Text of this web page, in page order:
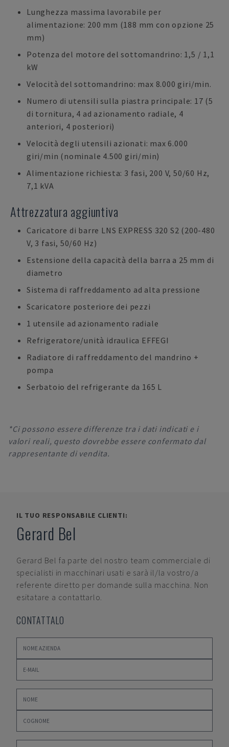
Lunghezza massima lavorabile per
alimentazione: 200 mm (188 mm con opzione 25
mm)
Potenza del motore del sottomandrino: 1,5 / 1,1
kW
Velocità del sottomandrino: max 8.000 giri/min.
Numero di utensili sulla piastra principale: 17 (5
di tornitura, 4 ad azionamento radiale, 4
anteriori, 4 posteriori)
Velocità degli utensili azionati: max 6.000
giri/min (nominale 4.500 giri/min)
Alimentazione richiesta: 3 fasi, 200 V, 50/60 Hz,
7,1 kVA
Attrezzatura aggiuntiva
Caricatore di barre LNS EXPRESS 320 S2 (200-480
V, 3 fasi, 50/60 Hz)
Estensione della capacità della barra a 25 mm di
diametro
Sistema di raffreddamento ad alta pressione
Scaricatore posteriore dei pezzi
1 utensile ad azionamento radiale
Refrigeratore/unità idraulica EFFEGI
Radiatore di raffreddamento del mandrino +
pompa
Serbatoio del refrigerante da 165 L
*Ci possono essere differenze tra i dati indicati e i
valori reali, questo dovrebbe essere confermato dal
rappresentante di vendita.
IL TUO RESPONSABILE CLIENTI:
Gerard Bel
Gerard Bel fa parte del nostro team commerciale di
specialisti in macchinari usati e sarà il/la vostro/a
referente diretto per domande sulla macchina. Non
esitatare a contattarlo.
CONTATTALO